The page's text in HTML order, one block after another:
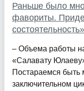
Раньше было
фавориты.
состоятельность»
– Объема работы
«Салавату
Постараемся быть
заключительном